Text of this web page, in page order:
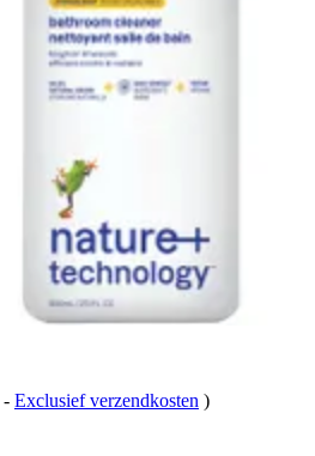
- Exclusief verzendkosten )